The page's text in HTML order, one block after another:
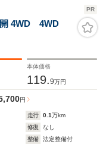
PR
4WD 4WD
本体価格
119.9万円
円
走行 0.1万km
修復
なし
整備
法定整備付